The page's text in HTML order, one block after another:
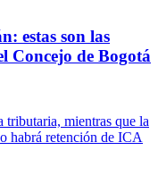
estas son las
Concejo de Bogotá
tributaria, mientras que la
habrá retención de ICA